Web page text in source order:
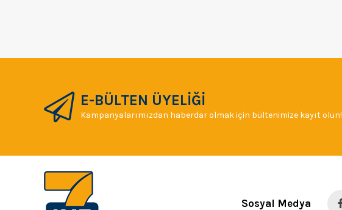
E-BÜLTEN ÜYELİĞİ
Kampanyalarımızdan haberdar olmak için bültenimize kayıt olun!
Sosyal Medya